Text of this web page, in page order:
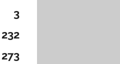
3
232
273